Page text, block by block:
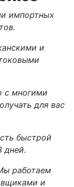
импортных
и
с многими
для вас
быстрой
дней.
работаем
и